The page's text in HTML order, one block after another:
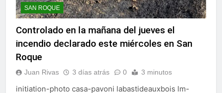
SAN ROQUE
Controlado en la mañana del jueves el
incendio declarado este miércoles en San
Roque
Juan Rivas 3 días atrás 0 3 minutos
initiation-photo casa-pavoni labastideauxbois lm-